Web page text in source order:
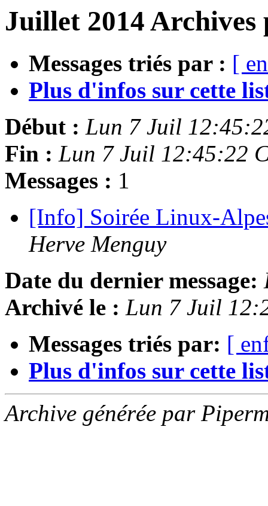
Juillet 2014 Archives
Messages triés par : [
Plus d'infos sur cette
Début : Lun 7 Juil
Fin : Lun 7 Juil 12:45:22
Messages : 1
[Info] Soirée Linux-
Herve Menguy
Date du dernier message:
Archivé le : Lun 7 Juil
Messages triés par: [
Plus d'infos sur cette
Archive générée par